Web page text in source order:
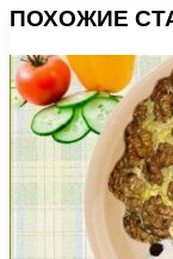
ПОХОЖИЕ